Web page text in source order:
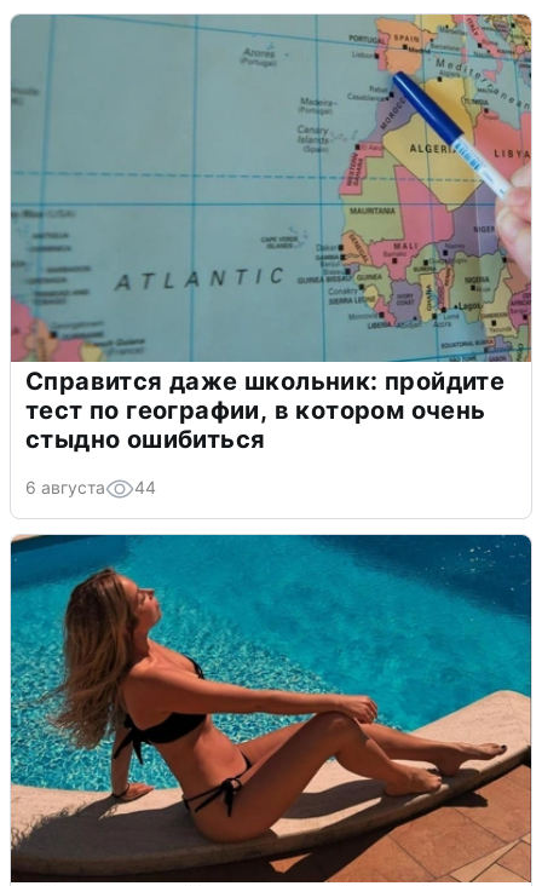
Справится даже школьник: пройдите
тест по географии, в котором очень
стыдно ошибиться
6 августа 44